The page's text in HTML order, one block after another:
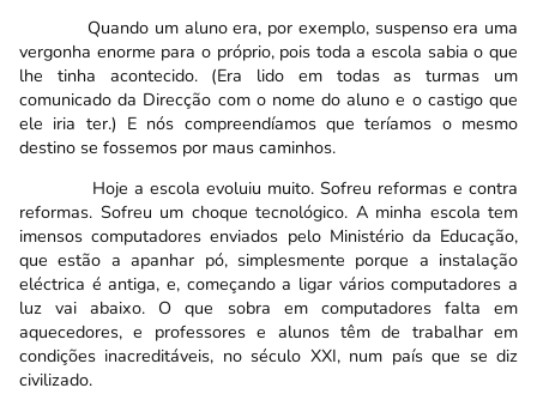
Quando um aluno era, por exemplo, suspenso era uma
vergonha enorme para o próprio, pois toda a escola sabia o que
lhe tinha acontecido. (Era lido em todas as turmas um
comunicado da Direcção com o nome do aluno e o castigo que
ele iria ter.) E nós compreendíamos que teríamos o mesmo
destino se fossemos por maus caminhos.
Hoje a escola evoluiu muito. Sofreu reformas e contra
reformas. Sofreu um choque tecnológico. A minha escola tem
imensos computadores enviados pelo Ministério da Educação,
que estão a apanhar pó, simplesmente porque a instalação
eléctrica é antiga, e, começando a ligar vários computadores a
luz vai abaixo. O que sobra em computadores falta em
aquecedores, e professores e alunos têm de trabalhar em
condições inacreditáveis, no século XXI, num país que se diz
civilizado.